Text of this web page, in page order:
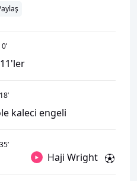
0’
18’
kaleci engeli
35’
Haji Wright